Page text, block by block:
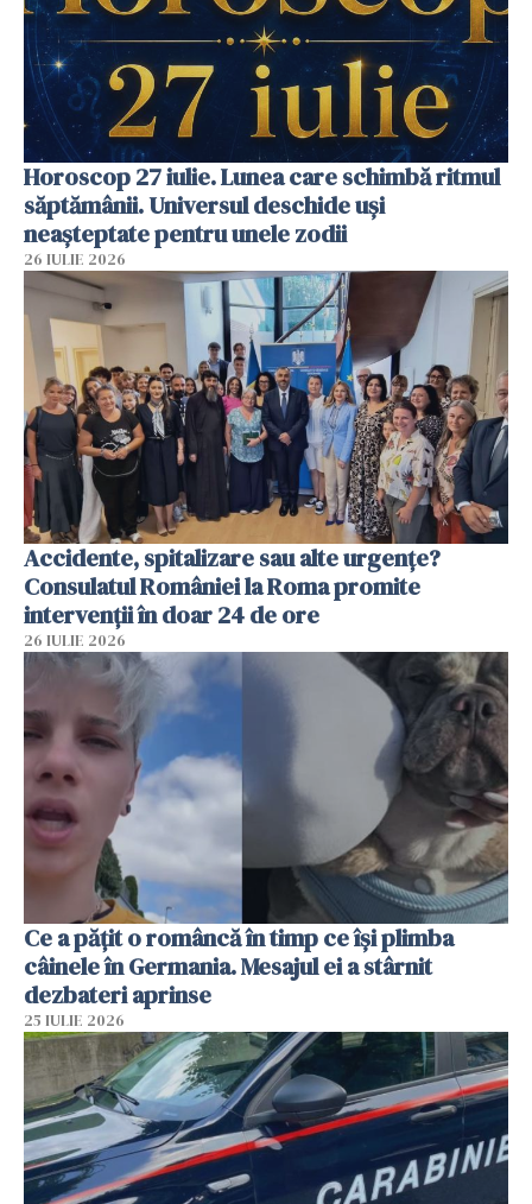
Horoscop 27 iulie. Lunea care schimbă ritmul
săptămânii. Universul deschide uși
neașteptate pentru unele zodii
26 IULIE 2026
Accidente, spitalizare sau alte urgențe?
Consulatul României la Roma promite
intervenții în doar 24 de ore
26 IULIE 2026
Ce a pățit o româncă în timp ce își plimba
câinele în Germania. Mesajul ei a stârnit
dezbateri aprinse
25 IULIE 2026